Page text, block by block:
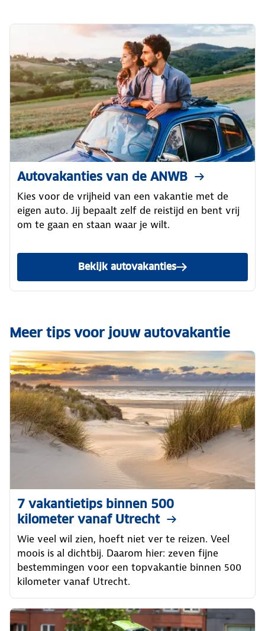
Autovakanties van de ANWB
Kies voor de vrijheid van een vakantie met de
eigen auto. Jij bepaalt zelf de reistijd en bent vrij
om te gaan en staan waar je wilt.
Bekijk autovakanties
Meer tips voor jouw autovakantie
7 vakantietips binnen 500
kilometer vanaf Utrecht
Wie veel wil zien, hoeft niet ver te reizen. Veel
moois is al dichtbij. Daarom hier: zeven fijne
bestemmingen voor een topvakantie binnen 500
kilometer vanaf Utrecht.